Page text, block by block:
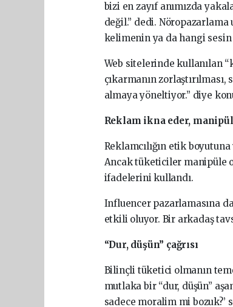
bizi en zayıf anımızda
değil.” dedi.
kelimenin ya da hangi sesin
Web sitelerinde kullanılan
çıkarmanın
almaya yöneltiyor.” diye
Reklam ikna eder,
Reklamcılığın etik
Ancak tüketiciler manipüle
ifadelerini kullandı.
Influencer pazarlamasına
etkili oluyor. Bir arkadaş
“Dur, düşün” çağrısı
Bilinçli tüketici olmanın
mutlaka bir “dur, düşün”
sadece moralim mi bozuk?’